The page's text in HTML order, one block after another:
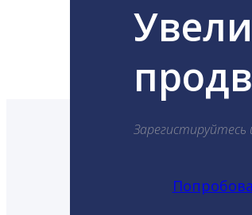
Зарегистируйтесь